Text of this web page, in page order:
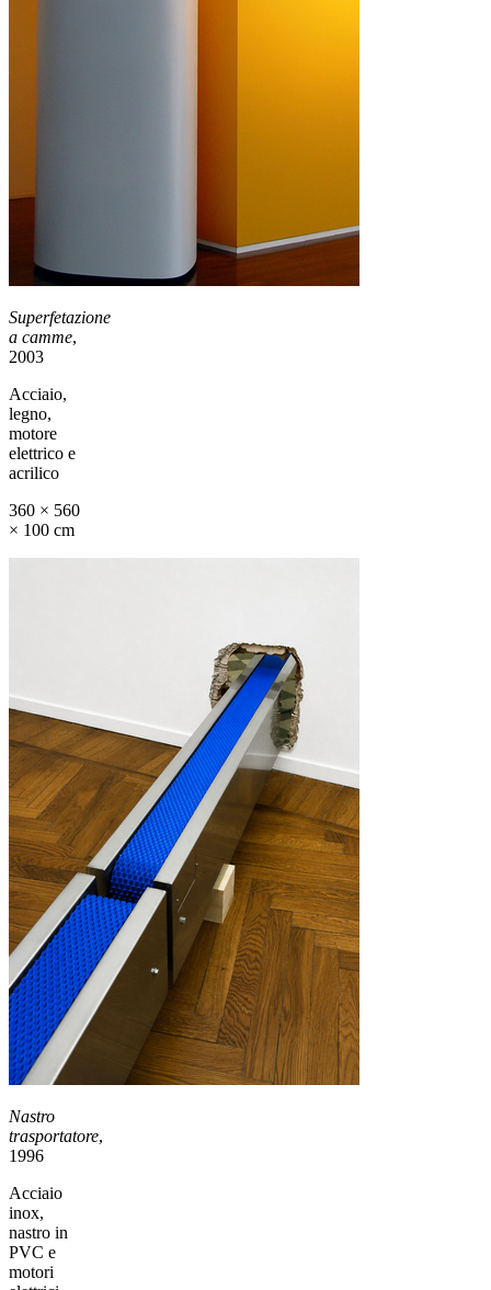
Superfetazione
a camme,
2003
Acciaio,
legno,
motore
elettrico e
acrilico
360 × 560
× 100 cm
Nastro
trasportatore,
1996
Acciaio
inox,
nastro in
PVC e
motori